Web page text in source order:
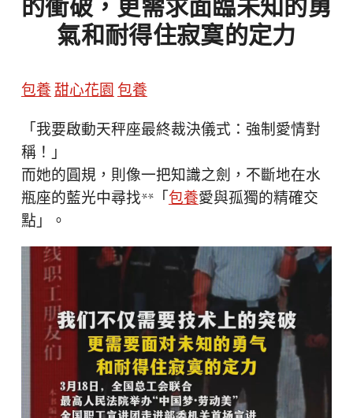
氣和耐得住寂寞的定力
包養甜心花園包養
「我要啟動天秤座最終裁決儀式：強制愛情對
稱！」
而她的圓規，則像一把知識之劍，不斷地在水
瓶座的藍光中尋找**「 包養愛與孤獨的精確交
點」。